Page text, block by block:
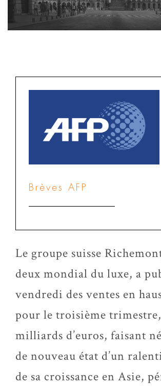
Brèves AFP
Le groupe suisse
deux mondial du luxe, a
vendredi des ventes en
pour le troisième trimestre,
milliards d’euros, faisant
de nouveau état d’un
de sa croissance en Asie,